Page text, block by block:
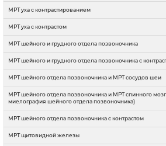
МРТ уха с контрастированием
МРТ уха с контрастом
МРТ шейного и грудного отдела позвоночника
МРТ шейного и грудного отдела позвоночника с
МРТ шейного отдела позвоночника и МРТ сосудов шеи
МРТ шейного отдела позвоночника и МРТ спинного
миелография шейного отдела позвоночника)
МРТ шейного отдела позвоночника с контрастом
МРТ щитовидной железы